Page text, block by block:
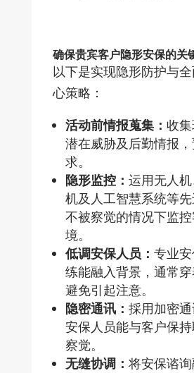
确保贵宾客户隐形安保的关
以下是实现隐形防护与
心策略：
活动前情报蒐集： 收集
潜在威胁及后勤情报
求。
隐形监控： 运用无人
机及人工智慧系统等
不被察觉的情况下监
境。
低调安保人员： 专业
练能融入背景，通常
避免引起注意。
隐密通讯： 採用加密
安保人员能与客户保
察觉。
无缝协调： 将安保谘